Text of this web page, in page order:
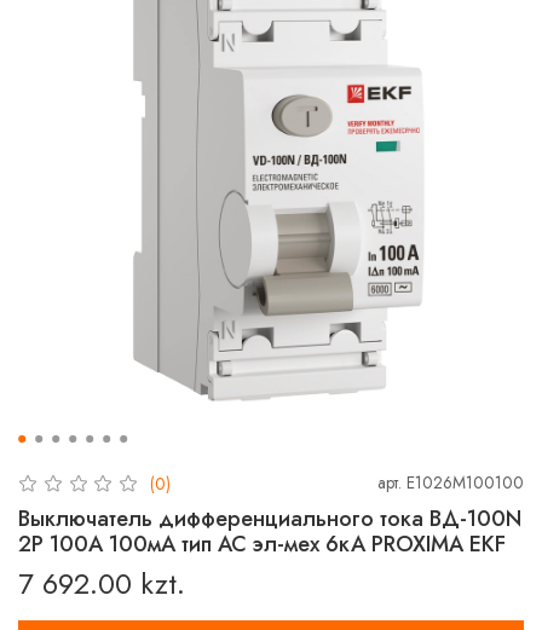
(0) арт. E1026M100100
Выключатель дифференциального тока ВД-100N
2P 100А 100мА тип AC эл-мех 6кА PROXIMA EKF
7 692.00 kzt.